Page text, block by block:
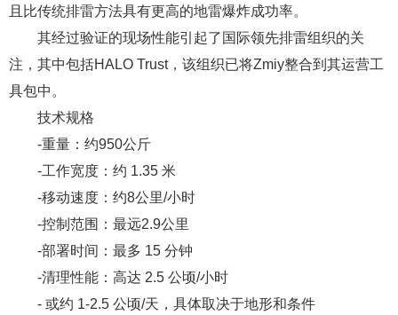
且比传统排雷方法具有更高的地雷爆炸成功率。
其经过验证的现场性能引起了国际领先排雷组织的关
注，其中包括HALO Trust，该组织已将Zmiy整合到其运营工
具包中。
技术规格
-重量：约950公斤
-工作宽度：约 1.35 米
-移动速度：约8公里/小时
-控制范围：最远2.9公里
-部署时间：最多 15 分钟
-清理性能：高达 2.5 公顷/小时
- 或约 1-2.5 公顷/天，具体取决于地形和条件